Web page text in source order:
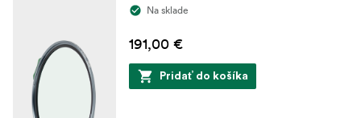
Na sklade
191,00 €
Pridať do košíka